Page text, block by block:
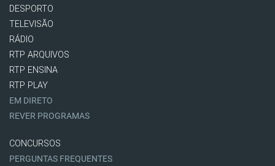
DESPORTO
TELEVISÃO
RÁDIO
RTP ARQUIVOS
RTP ENSINA
RTP PLAY
EM DIRETO
REVER PROGRAMAS
CONCURSOS
PERGUNTAS FREQUENTES